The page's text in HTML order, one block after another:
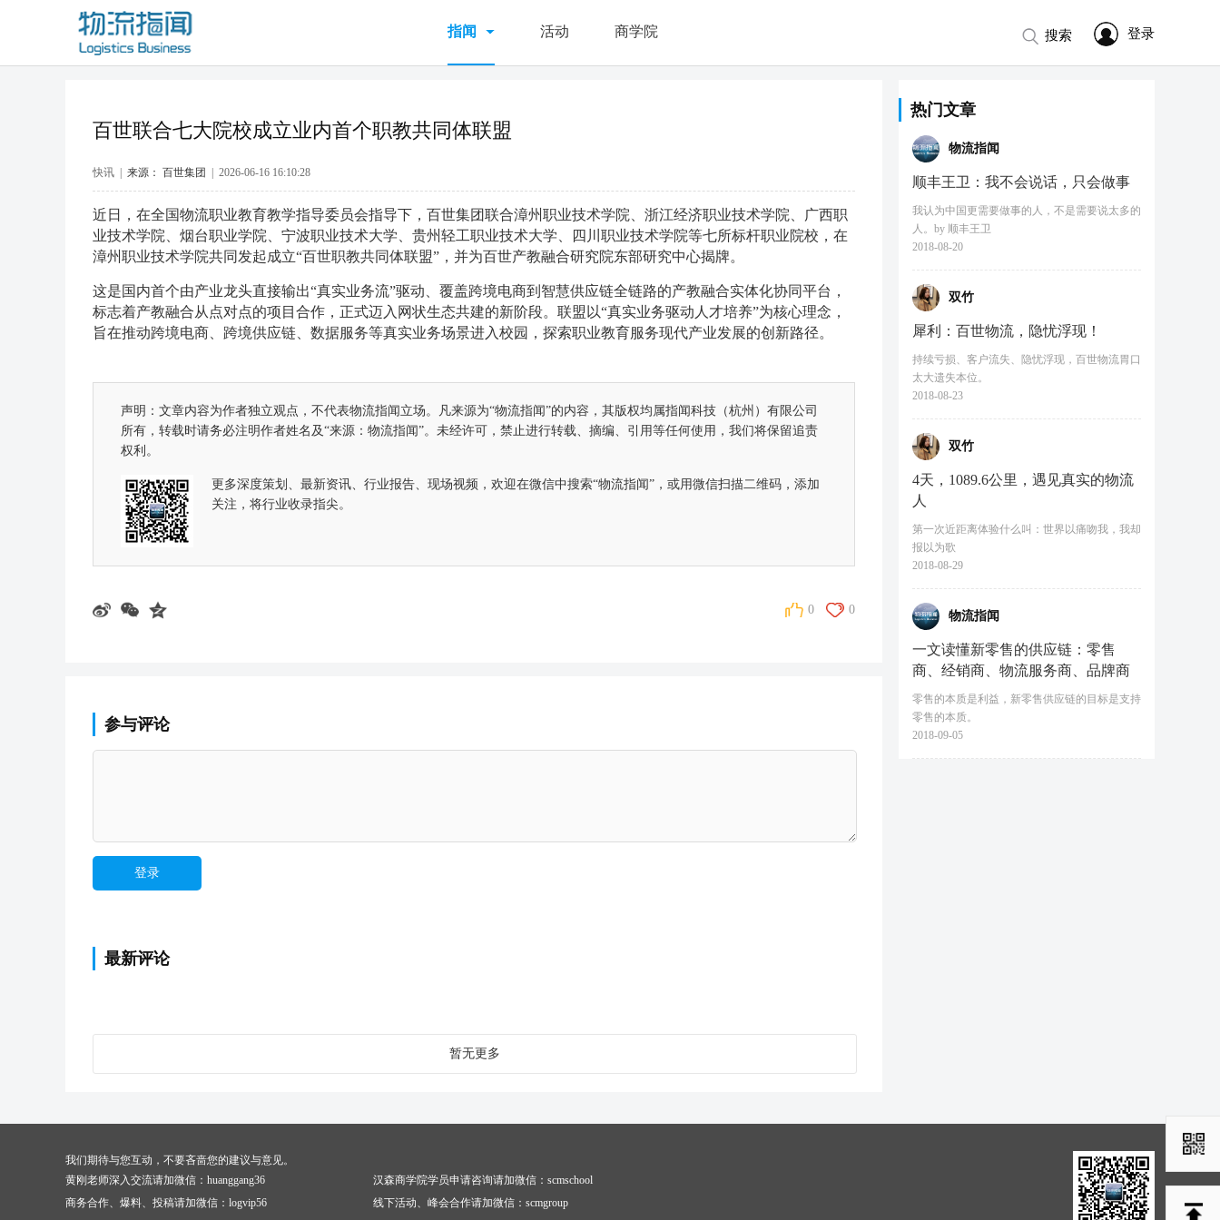
指闻 活动 商学院 登录
搜索
百世联合七大院校成立业内首个职教共同体联盟
快讯 | 来源： 百世集团 | 2026-06-16 16:10:28
近日，在全国物流职业教育教学指导委员会指导下，百世集团联合漳州职业技术学院、浙江经济职业技术学院、广西职
业技术学院、烟台职业学院、宁波职业技术大学、贵州轻工职业技术大学、四川职业技术学院等七所标杆职业院校，在
漳州职业技术学院共同发起成立“百世职教共同体联盟”，并为百世产教融合研究院东部研究中心揭牌。
这是国内首个由产业龙头直接输出“真实业务流”驱动、覆盖跨境电商到智慧供应链全链路的产教融合实体化协同平台，
标志着产教融合从点对点的项目合作，正式迈入网状生态共建的新阶段。联盟以“真实业务驱动人才培养”为核心理念，
旨在推动跨境电商、跨境供应链、数据服务等真实业务场景进入校园，探索职业教育服务现代产业发展的创新路径。
声明：文章内容为作者独立观点，不代表物流指闻立场。凡来源为“物流指闻”的内容，其版权均属指闻科技（杭州）有限公司
所有，转载时请务必注明作者姓名及“来源：物流指闻”。未经许可，禁止进行转载、摘编、引用等任何使用，我们将保留追责
权利。
更多深度策划、最新资讯、行业报告、现场视频，欢迎在微信中搜索“物流指闻”，或用微信扫描二维码，添加
关注，将行业收录指尖。
0 0
参与评论
最新评论
暂无更多
热门文章
物流指闻
顺丰王卫：我不会说话，只会做事
我认为中国更需要做事的人，不是需要说太多的
人。by 顺丰王卫
2018-08-20
双竹
犀利：百世物流，隐忧浮现！
持续亏损、客户流失、隐忧浮现，百世物流胃口
太大遗失本位。
2018-08-23
双竹
4天，1089.6公里，遇见真实的物流
人
第一次近距离体验什么叫：世界以痛吻我，我却
报以为歌
2018-08-29
物流指闻
一文读懂新零售的供应链：零售
商、经销商、物流服务商、品牌商
零售的本质是利益，新零售供应链的目标是支持
零售的本质。
2018-09-05
我们期待与您互动，不要吝啬您的建议与意见。
黄刚老师深入交流请加微信：huanggang36
商务合作、爆料、投稿请加微信：logvip56
汉森商学院学员申请咨询请加微信：scmschool
线下活动、峰会合作请加微信：scmgroup